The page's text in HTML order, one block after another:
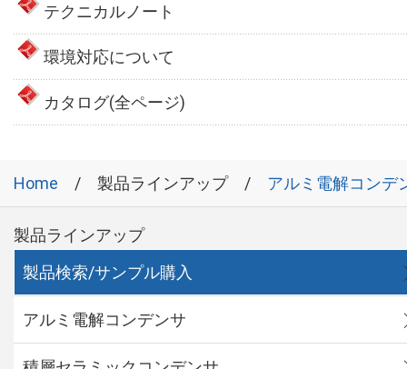
テクニカルノート
環境対応について
カタログ(全ページ)
Home 製品ラインアップ アルミ電解コンデ
製品ラインアップ
製品検索/サンプル購入
アルミ電解コンデンサ